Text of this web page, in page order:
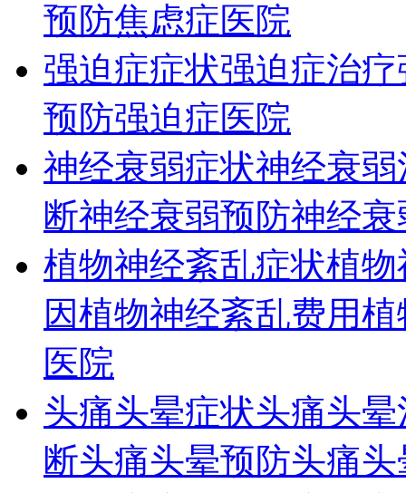
预防焦虑症医院
强迫症症状强迫症治疗
预防强迫症医院
神经衰弱症状神经衰弱
断神经衰弱预防神经
植物神经紊乱症状植物
因植物神经紊乱费用植
医院
头痛头晕症状头痛头
断头痛头晕预防头痛